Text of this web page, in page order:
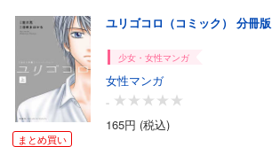
まとめ買い
ユリゴコロ（コミック） 分冊版
少女・女性マンガ
女性マンガ
-
165円 (税込)